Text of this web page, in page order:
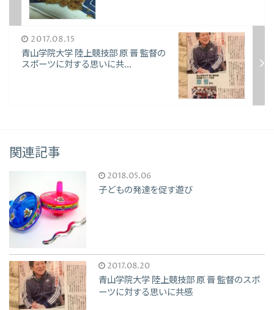
2017.08.15
青山学院大学 陸上競技部 原 晋 監督の
スポーツに対する思いに共...
関連記事
2018.05.06
子どもの発達を促す遊び
2017.08.20
青山学院大学 陸上競技部 原 晋 監督のスポ
ーツに対する思いに共感